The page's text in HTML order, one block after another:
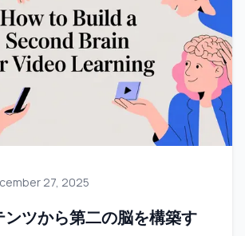
27, 2025
ンツから第二の脳を構築す